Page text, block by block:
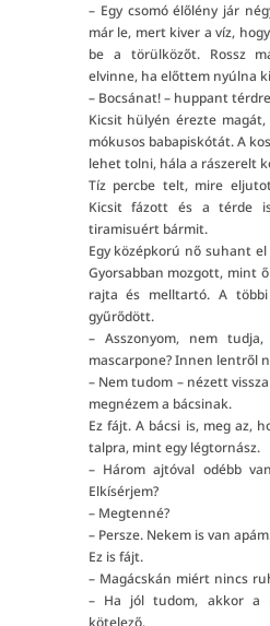
– Egy csomó élőlény jár
már le, mert kiver a víz,
be a törülközőt. Rossz
elvinne, ha előttem nyúlna
– Bocsánat! – huppant
Kicsit hülyén érezte
mókusos babapiskótát. A
lehet tolni, hála a rászerelt
Tíz percbe telt, mire
Kicsit fázott és a térde
tiramisuért bármit.
Egy középkorú nő suhant
Gyorsabban mozgott, mint
rajta és melltartó. A
gyűrődött.
– Asszonyom, nem
mascarpone? Innen lentről
– Nem tudom – nézett
megnézem a bácsinak.
Ez fájt. A bácsi is, meg az,
talpra, mint egy légtornász.
– Három ajtóval odébb
Elkísérjem?
– Megtenné?
– Persze. Nekem is van
Ez is fájt.
– Magácskán miért nincs
– Ha jól tudom, akkor a
kötelező.